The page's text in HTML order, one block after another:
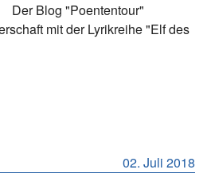
Der Blog "Poententour"
mit der Lyrikreihe "Elf des
02. Juli 2018